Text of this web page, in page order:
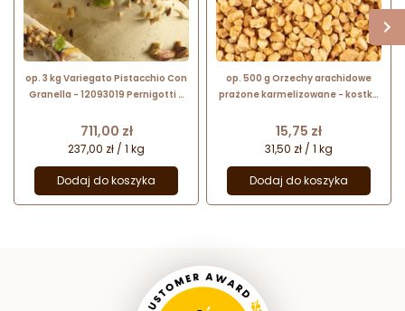
op. 3 kg Variegato Pistacchio Con
Granella - 12093019 Pernigotti -
dodatkiem pokruszonych
orzechów
Cena
711,00 zł
237,00 zł / 1 kg
Dodaj do koszyka
op. 500 g Orzechy arachidowe
prażone karmelizowane - kostka
Cena
15,75 zł
31,50 zł / 1 kg
Dodaj do koszyka